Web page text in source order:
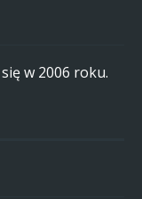
w 2006 roku.